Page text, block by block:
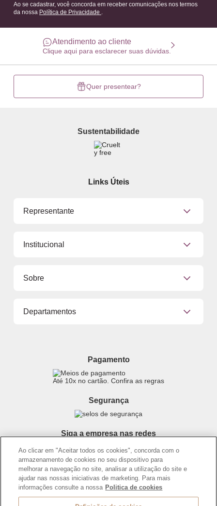
Ao se cadastrar, você concorda em receber comunicações nos termos
da nossa Política de Privacidade .
Atendimento ao cliente
Clique aqui para esclarecer suas dúvidas.
Quer presentear?
Sustentabilidade
Links Úteis
Representante
Quero Ser Representante
Institucional
Conheça Nossas Lojas
Trabalhe Conosco
Sobre
Mapa do Site
Preferências de Cookies
Consumidor.gov.br
Trocas e Devoluções
Carga Tributária
Departamentos
Produtos Masculinos
Teste do Tom de Base
Corpo e Banho
Encontre o Presente Ideal!
Beauty Week
Guia da Beleza Eudora
Pagamento
Até 10x no cartão. Confira as regras
Segurança
Siga a empresa nas redes
Ao clicar em "Aceitar todos os cookies", concorda com o
armazenamento de cookies no seu dispositivo para
melhorar a navegação no site, analisar a utilização do site e
ajudar nas nossas iniciativas de marketing. Para mais
informações consulte a nossa Politica de cookies